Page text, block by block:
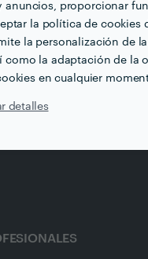
anuncios, proporcionar
la política de cookies
la personalización de la
como la adaptación de la
en cualquier
detalles